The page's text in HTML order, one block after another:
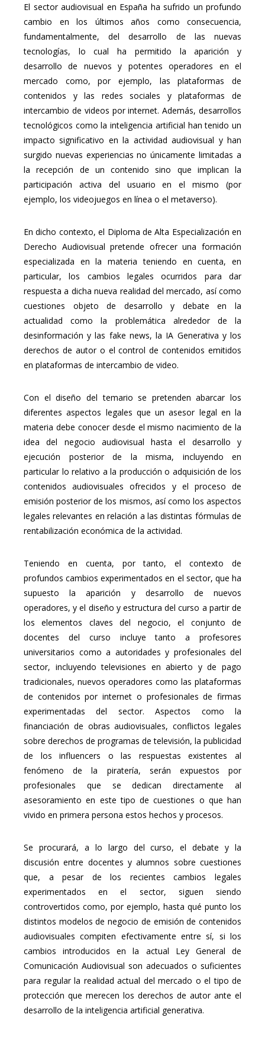
El sector audiovisual en España ha sufrido un profundo
cambio en los últimos años como consecuencia,
fundamentalmente, del desarrollo de las nuevas
tecnologías, lo cual ha permitido la aparición y
desarrollo de nuevos y potentes operadores en el
mercado como, por ejemplo, las plataformas de
contenidos y las redes sociales y plataformas de
intercambio de videos por internet. Además, desarrollos
tecnológicos como la inteligencia artificial han tenido un
impacto significativo en la actividad audiovisual y han
surgido nuevas experiencias no únicamente limitadas a
la recepción de un contenido sino que implican la
participación activa del usuario en el mismo (por
ejemplo, los videojuegos en línea o el metaverso).
En dicho contexto, el Diploma de Alta Especialización en
Derecho Audiovisual pretende ofrecer una formación
especializada en la materia teniendo en cuenta, en
particular, los cambios legales ocurridos para dar
respuesta a dicha nueva realidad del mercado, así como
cuestiones objeto de desarrollo y debate en la
actualidad como la problemática alrededor de la
desinformación y las fake news, la IA Generativa y los
derechos de autor o el control de contenidos emitidos
en plataformas de intercambio de video.
Con el diseño del temario se pretenden abarcar los
diferentes aspectos legales que un asesor legal en la
materia debe conocer desde el mismo nacimiento de la
idea del negocio audiovisual hasta el desarrollo y
ejecución posterior de la misma, incluyendo en
particular lo relativo a la producción o adquisición de los
contenidos audiovisuales ofrecidos y el proceso de
emisión posterior de los mismos, así como los aspectos
legales relevantes en relación a las distintas fórmulas de
rentabilización económica de la actividad.
Teniendo en cuenta, por tanto, el contexto de
profundos cambios experimentados en el sector, que ha
supuesto la aparición y desarrollo de nuevos
operadores, y el diseño y estructura del curso a partir de
los elementos claves del negocio, el conjunto de
docentes del curso incluye tanto a profesores
universitarios como a autoridades y profesionales del
sector, incluyendo televisiones en abierto y de pago
tradicionales, nuevos operadores como las plataformas
de contenidos por internet o profesionales de firmas
experimentadas del sector. Aspectos como la
financiación de obras audiovisuales, conflictos legales
sobre derechos de programas de televisión, la publicidad
de los influencers o las respuestas existentes al
fenómeno de la piratería, serán expuestos por
profesionales que se dedican directamente al
asesoramiento en este tipo de cuestiones o que han
vivido en primera persona estos hechos y procesos.
Se procurará, a lo largo del curso, el debate y la
discusión entre docentes y alumnos sobre cuestiones
que, a pesar de los recientes cambios legales
experimentados en el sector, siguen siendo
controvertidos como, por ejemplo, hasta qué punto los
distintos modelos de negocio de emisión de contenidos
audiovisuales compiten efectivamente entre sí, si los
cambios introducidos en la actual Ley General de
Comunicación Audiovisual son adecuados o suficientes
para regular la realidad actual del mercado o el tipo de
protección que merecen los derechos de autor ante el
desarrollo de la inteligencia artificial generativa.